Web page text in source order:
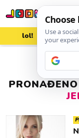
lol!
PRONAĐENO